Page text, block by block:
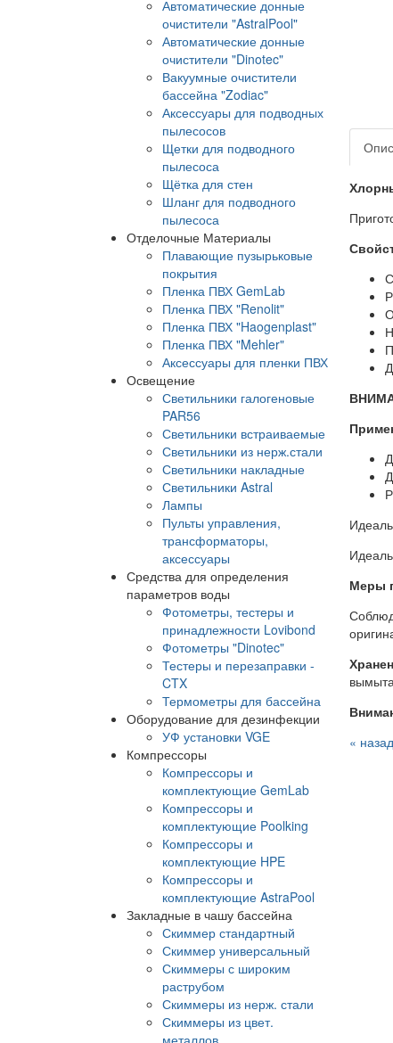
Автоматические донные
очистители "AstralPool"
Автоматические донные
очистители "Dinotec"
Вакуумные очистители
бассейна "Zodiac"
Аксессуары для подводных
пылесосов
Щетки для подводного
пылесоса
Щётка для стен
Шланг для подводного
пылесоса
Отделочные Материалы
Плавающие пузырьковые
покрытия
Пленка ПВХ GemLab
Пленка ПВХ "Renolit"
Пленка ПВХ "Haogenplast"
Пленка ПВХ "Mehler"
Аксессуары для пленки ПВХ
Освещение
Светильники галогеновые
PAR56
Светильники встраиваемые
Светильники из нерж.стали
Светильники накладные
Светильники Astral
Лампы
Пульты управления,
трансформаторы,
аксессуары
Средства для определения
параметров воды
Фотометры, тестеры и
принадлежности Lovibond
Фотометры "Dinotec"
Тестеры и перезаправки -
CTX
Термометры для бассейна
Оборудование для дезинфекции
УФ установки VGE
Компрессоры
Компрессоры и
комплектующие GemLab
Компрессоры и
комплектующие Poolking
Компрессоры и
комплектующие HPE
Компрессоры и
комплектующие AstraPool
Закладные в чашу бассейна
Скиммер стандартный
Скиммер универсальный
Скиммеры с широким
раструбом
Скиммеры из нерж. стали
Скиммеры из цвет.
металлов
Меры
« назад